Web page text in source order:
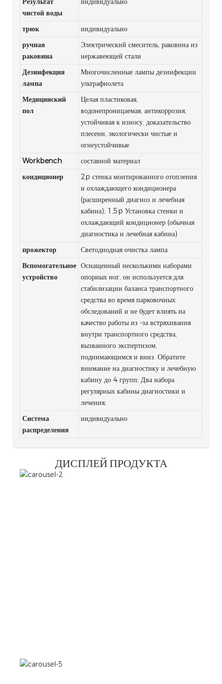
чистой воды
трюк
индивидуально
ручная
раковина
Электрический смеситель, раковина из
нержавеющей стали
Дезинфекция
лампа
Многочисленные лампы дезинфекции
ультрафиолета
Медицинский
пол
Целая пластиковая,
водонепроницаемая, антикоррозия,
устойчивая к износу, доказательство
плесени, экологически чистые и
огнеустойчивые
Workbench
составной материал
кондиционер
2p стенка монтированного отопления
и охлаждающего кондиционера
(расширенный диагноз и лечебная
кабина); 1,5p Установка стенки и
охлаждающий кондиционер (обычная
диагностика и лечебная кабина)
прожектор
Светодиодная очистка лампа
Вспомогательное
устройство
Оснащенный несколькими наборами
опорных ног, он используется для
стабилизации баланса транспортного
средства во время парковочных
обследований и не будет влиять на
качество работы из -за встряхивания
внутри транспортного средства,
вызванного экспертизом,
поднимающимся и вниз. Обратите
внимание на диагностику и лечебную
кабину до 4 групп; Два набора
регулярных кабины диагностики и
лечения;
Система
распределения
индивидуально
ДИСПЛЕЙ ПРОДУКТА